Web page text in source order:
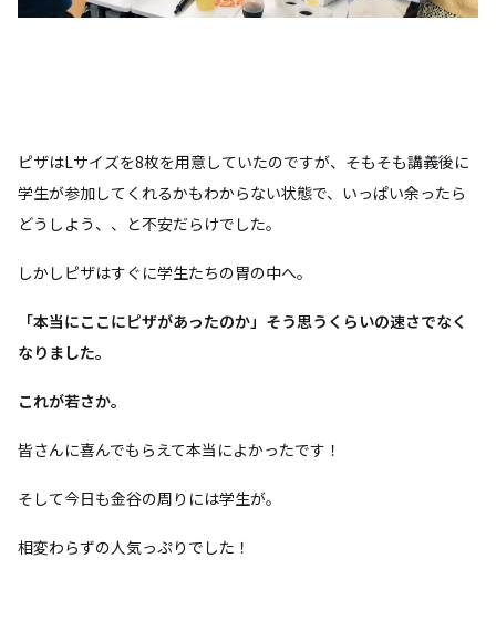
ピザはLサイズを8枚を用意していたのですが、そもそも講義後に
学生が参加してくれるかもわからない状態で、いっぱい余ったら
どうしよう、、と不安だらけでした。
しかしピザはすぐに学生たちの胃の中へ。
「本当にここにピザがあったのか」そう思うくらいの速さでなく
なりました。
これが若さか。
皆さんに喜んでもらえて本当によかったです！
そして今日も金谷の周りには学生が。
相変わらずの人気っぷりでした！